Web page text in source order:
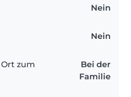
Nein
Nein
zum
Bei der
Familie